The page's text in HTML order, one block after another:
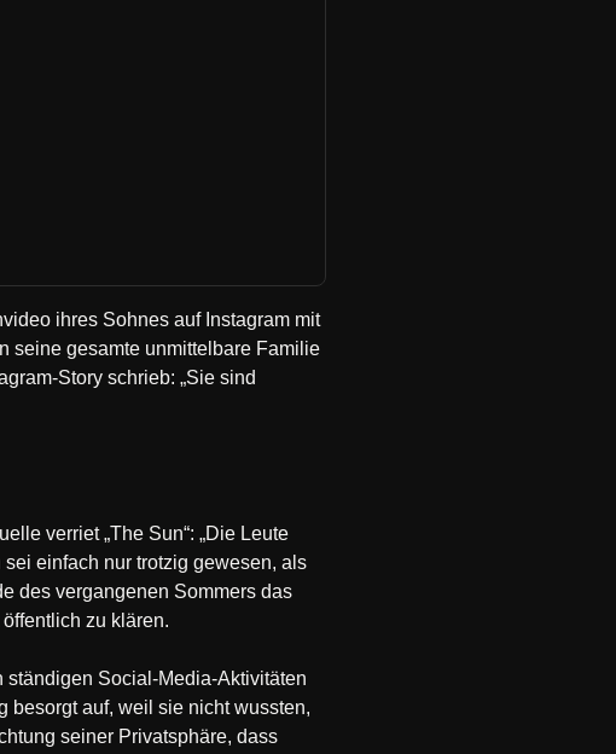
ihres Sohnes auf Instagram mit
seine gesamte unmittelbare Familie
Story schrieb: „Sie sind
verriet „The Sun“: „Die Leute
einfach nur trotzig gewesen, als
des vergangenen Sommers das
zu klären.
Social-Media-Aktivitäten
besorgt auf, weil sie nicht wussten,
seiner Privatsphäre, dass